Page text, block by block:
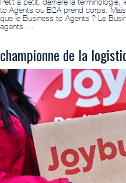
to Agents ou B2A prend corps.
que le Business to Agents ? Le
agents …
championne de la